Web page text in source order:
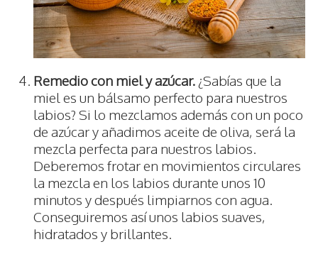
Remedio con miel y azúcar.¿Sabías que la
miel es un bálsamo perfecto para nuestros
labios? Si lo mezclamos además con un poco
de azúcar y añadimos aceite de oliva, será la
mezcla perfecta para nuestros labios.
Deberemos frotar en movimientos circulares
la mezcla en los labios durante unos 10
minutos y después limpiarnos con agua.
Conseguiremos así unos labios suaves,
hidratados y brillantes.